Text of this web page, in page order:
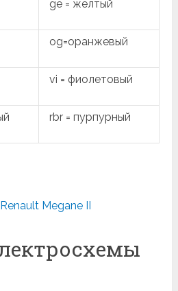
ge = желтый
og=оранжевый
vi = фиолетовый
rbr = пурпурный
Megane II